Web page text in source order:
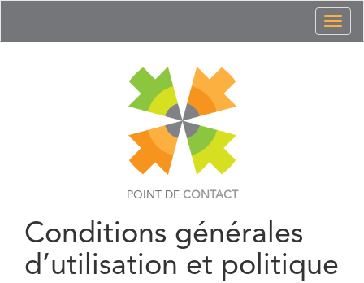
POINT DE CONTACT
Conditions générales
d’utilisation et politique